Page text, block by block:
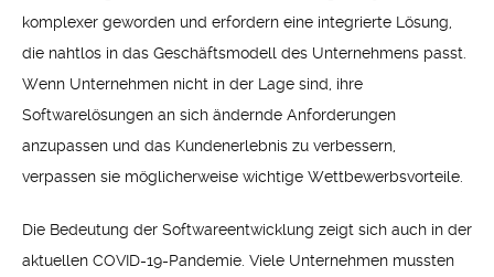
komplexer geworden und erfordern eine integrierte Lösung,
die nahtlos in das Geschäftsmodell des Unternehmens passt.
Wenn Unternehmen nicht in der Lage sind, ihre
Softwarelösungen an sich ändernde Anforderungen
anzupassen und das Kundenerlebnis zu verbessern,
verpassen sie möglicherweise wichtige Wettbewerbsvorteile.
Die Bedeutung der Softwareentwicklung zeigt sich auch in der
aktuellen COVID-19-Pandemie. Viele Unternehmen mussten